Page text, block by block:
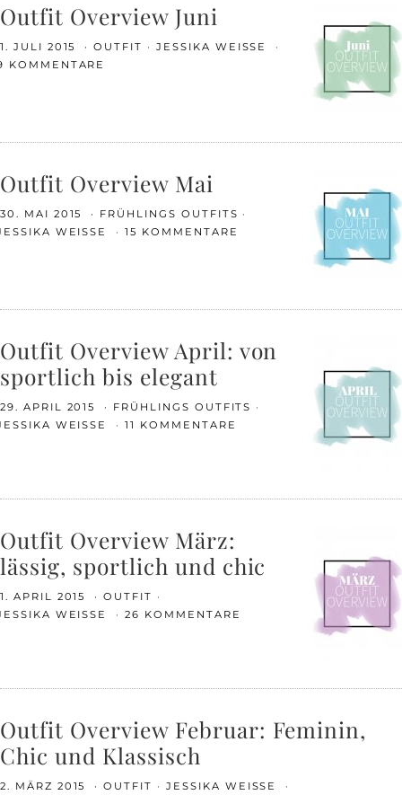
Outfit Overview Juni
1. JULI 2015 OUTFIT
JESSIKA WEISSE
KOMMENTARE
Outfit Overview Mai
30. MAI 2015
FRÜHLINGS OUTFITS
WEISSE
15 KOMMENTARE
Outfit Overview April: von
sportlich bis elegant
29. APRIL 2015
FRÜHLINGS OUTFITS
WEISSE
11 KOMMENTARE
Outfit Overview März:
lässig, sportlich und chic
1. APRIL 2015
OUTFIT
WEISSE
26 KOMMENTARE
Outfit Overview Februar: Feminin,
Chic und Klassisch
2. MÄRZ 2015 OUTFIT JESSIKA WEISSE